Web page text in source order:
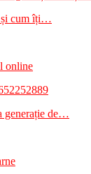
și cum îți…
online
generație de…